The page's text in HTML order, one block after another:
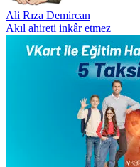
Ali Rıza Demircan
Akıl ahireti inkâr etmez